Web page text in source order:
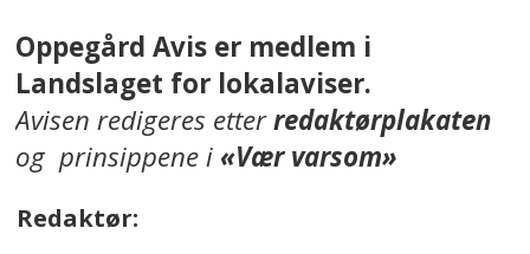
Oppegård Avis er medlem i
Landslaget for lokalaviser.
Avisen redigeres etterredaktørplakaten
og prinsippene i«Vær varsom»
Redaktør: